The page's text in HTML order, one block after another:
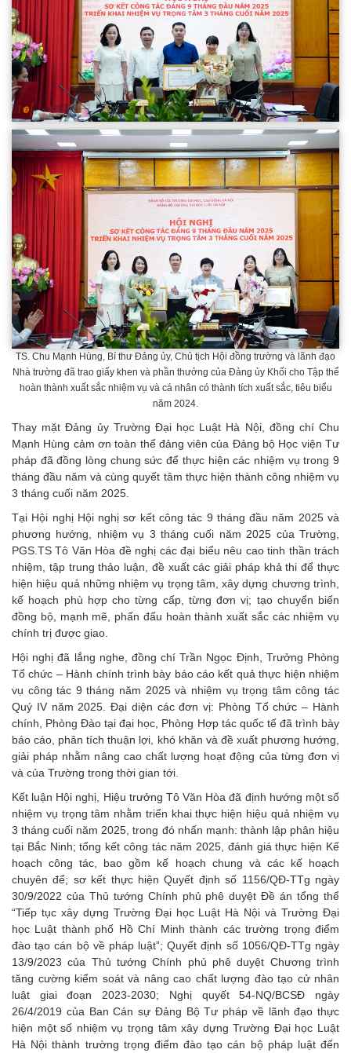
TS. Chu Mạnh Hùng, Bí thư Đảng ủy, Chủ tịch Hội đồng trường và lãnh đạo
Nhà trường đã trao giấy khen và phần thưởng của Đảng ủy Khối cho Tập thể
hoàn thành xuất sắc nhiệm vụ và cá nhân có thành tích xuất sắc, tiêu biểu
năm 2024.
Thay mặt Đảng ủy Trường Đại học Luật Hà Nội, đồng chí Chu
Mạnh Hùng cảm ơn toàn thể đảng viên của Đảng bộ Học viện Tư
pháp đã đồng lòng chung sức để thực hiện các nhiệm vụ trong 9
tháng đầu năm và cùng quyết tâm thực hiện thành công nhiệm vụ
3 tháng cuối năm 2025.
Tại Hội nghị Hội nghị sơ kết công tác 9 tháng đầu năm 2025 và
phương hướng, nhiệm vụ 3 tháng cuối năm 2025 của Trường,
PGS.TS Tô Văn Hòa đề nghị các đại biểu nêu cao tinh thần trách
nhiệm, tập trung thảo luận, đề xuất các giải pháp khả thi để thực
hiện hiệu quả những nhiệm vụ trọng tâm, xây dựng chương trình,
kế hoạch phù hợp cho từng cấp, từng đơn vị; tạo chuyển biến
đồng bộ, mạnh mẽ, phấn đấu hoàn thành xuất sắc các nhiệm vụ
chính trị được giao.
Hội nghị đã lắng nghe, đồng chí Trần Ngọc Định, Trưởng Phòng
Tổ chức – Hành chính trình bày báo cáo kết quả thực hiện nhiệm
vụ công tác 9 tháng năm 2025 và nhiệm vụ trọng tâm công tác
Quý IV năm 2025. Đại diện các đơn vị: Phòng Tổ chức – Hành
chính, Phòng Đào tại đại học, Phòng Hợp tác quốc tế đã trình bày
báo cáo, phân tích thuận lợi, khó khăn và đề xuất phương hướng,
giải pháp nhằm nâng cao chất lượng hoạt động của từng đơn vị
và của Trường trong thời gian tới.
Kết luận Hội nghị, Hiệu trưởng Tô Văn Hòa đã định hướng một số
nhiệm vụ trọng tâm nhằm triển khai thực hiện hiệu quả nhiệm vụ
3 tháng cuối năm 2025, trong đó nhấn mạnh: thành lập phân hiệu
tại Bắc Ninh; tổng kết công tác năm 2025, đánh giá thực hiện Kế
hoạch công tác, bao gồm kế hoạch chung và các kế hoạch
chuyên để; sơ kết thực hiện Quyết định số 1156/QĐ-TTg ngày
30/9/2022 của Thủ tướng Chính phủ phê duyệt Đề án tổng thể
“Tiếp tục xây dựng Trường Đại học Luật Hà Nội và Trường Đại
học Luật thành phố Hồ Chí Minh thành các trường trọng điểm
đào tạo cán bộ về pháp luật”; Quyết định số 1056/QĐ-TTg ngày
13/9/2023 của Thủ tướng Chính phủ phê duyệt Chương trình
tăng cường kiểm soát và nâng cao chất lượng đào tạo cử nhân
luật giai đoạn 2023-2030; Nghị quyết 54-NQ/BCSĐ ngày
26/4/2019 của Ban Cán sự Đảng Bộ Tư pháp về lãnh đạo thực
hiện một số nhiệm vụ trọng tâm xây dựng Trường Đại học Luật
Hà Nội thành trường trọng điểm đào tạo cán bộ pháp luật đến